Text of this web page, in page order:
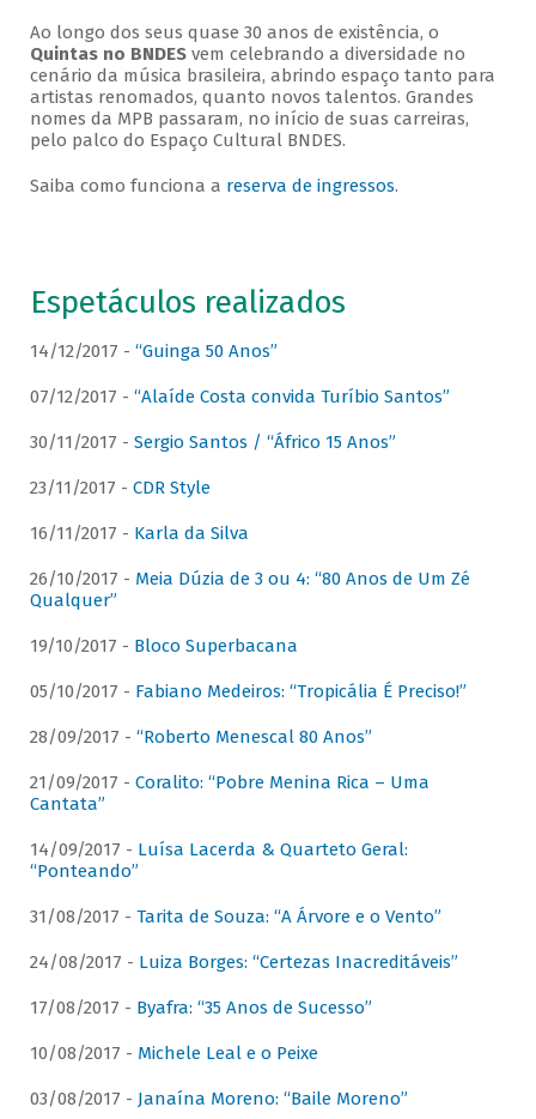
Ao longo dos seus quase 30 anos de existência, o
Quintas no BNDESvem celebrando a diversidade no
cenário da música brasileira, abrindo espaço tanto para
artistas renomados, quanto novos talentos. Grandes
nomes da MPB passaram, no início de suas carreiras,
pelo palco do Espaço Cultural BNDES.
Saiba como funciona a reserva de ingressos.
Espetáculos realizados
14/12/2017 - “Guinga 50 Anos”
07/12/2017 - “Alaíde Costa convida Turíbio Santos”
30/11/2017 - Sergio Santos / “Áfrico 15 Anos”
23/11/2017 - CDR Style
16/11/2017 - Karla da Silva
26/10/2017 - Meia Dúzia de 3 ou 4: “80 Anos de Um Zé
Qualquer”
19/10/2017 - Bloco Superbacana
05/10/2017 - Fabiano Medeiros: “Tropicália É Preciso!”
28/09/2017 - “Roberto Menescal 80 Anos”
21/09/2017 - Coralito: “Pobre Menina Rica – Uma
Cantata”
14/09/2017 - Luísa Lacerda & Quarteto Geral:
“Ponteando”
31/08/2017 - Tarita de Souza: “A Árvore e o Vento”
24/08/2017 - Luiza Borges: “Certezas Inacreditáveis”
17/08/2017 - Byafra: “35 Anos de Sucesso”
10/08/2017 - Michele Leal e o Peixe
03/08/2017 - Janaína Moreno: “Baile Moreno”